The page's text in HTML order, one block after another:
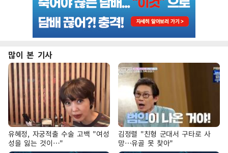
많이 본 기사
유혜정, 자궁적출 수술 고백 "여성
성을 잃는 것이…"
김정렬 "친형 군대서 구타로 사
망…유골 못 찾아"